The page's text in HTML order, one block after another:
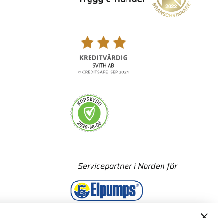
Servicepartner i Norden för